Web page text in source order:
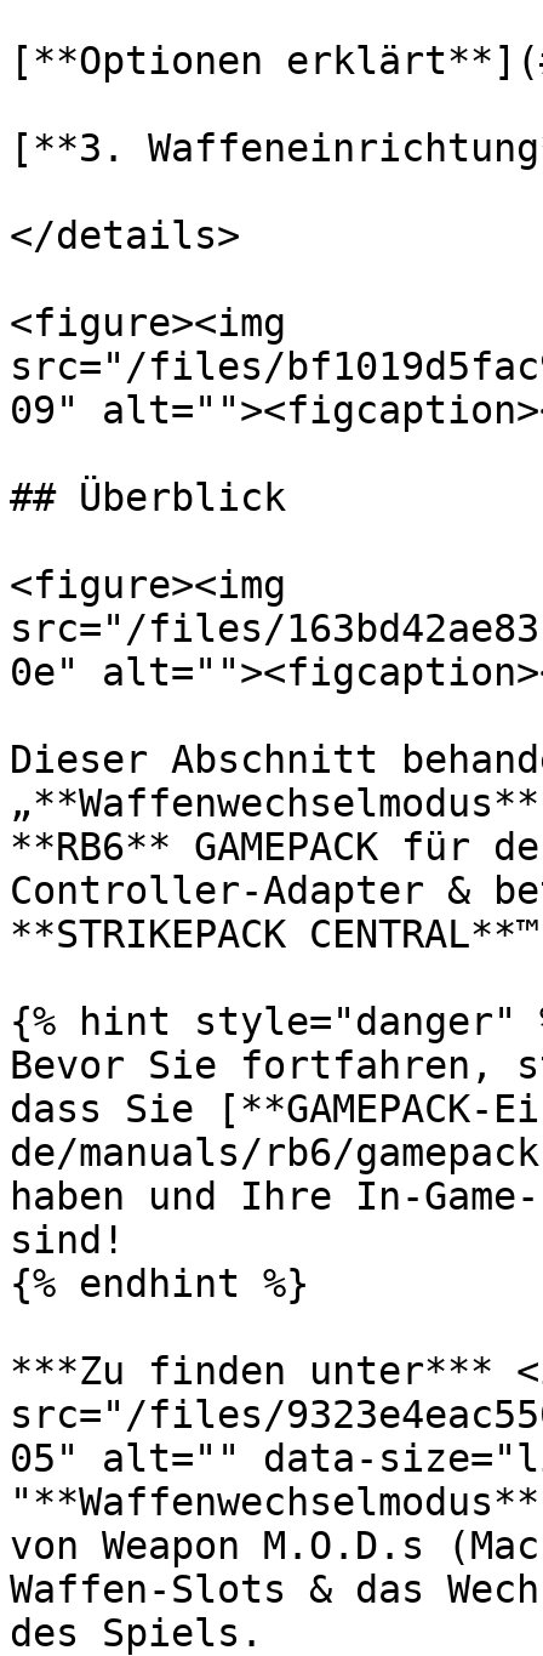
[**Optionen
[**3.
</details>
<figure><img
src="/files/
09"
## Überblick
<figure><img
src="/files/
0e"
Dieser Abschnitt
**RB6** GAMEPACK für
Controller-Adapter &
**STRIKEPACK
{% hint style="danger"
Bevor Sie fortfahren,
dass Sie
de/manuals/rb6/
haben und Ihre In-
sind!
{% endhint %}
***Zu finden unter***
src="/files/
05" alt="" data-
von Weapon M.O.D.s
Waffen-Slots & das
des Spiels.